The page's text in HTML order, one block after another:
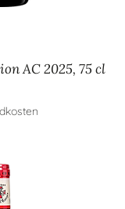
AC 2025, 75 cl